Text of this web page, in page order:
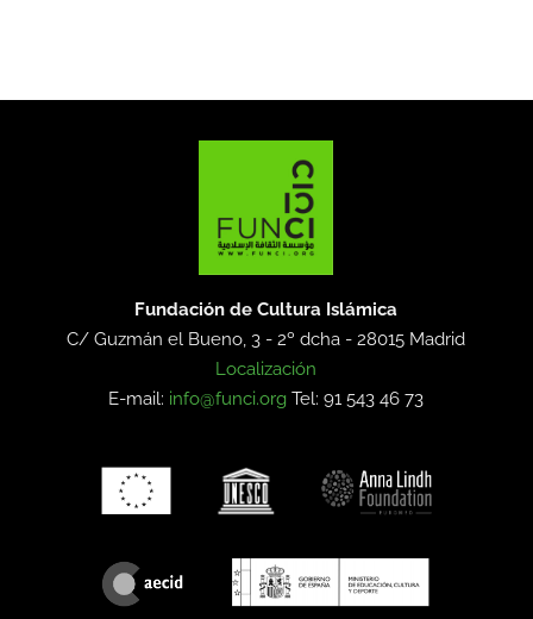
Fundación de Cultura Islámica
C/ Guzmán el Bueno, 3 - 2º dcha -28015 Madrid
Localización
E-mail: info@funci.org Tel: 91 543 46 73